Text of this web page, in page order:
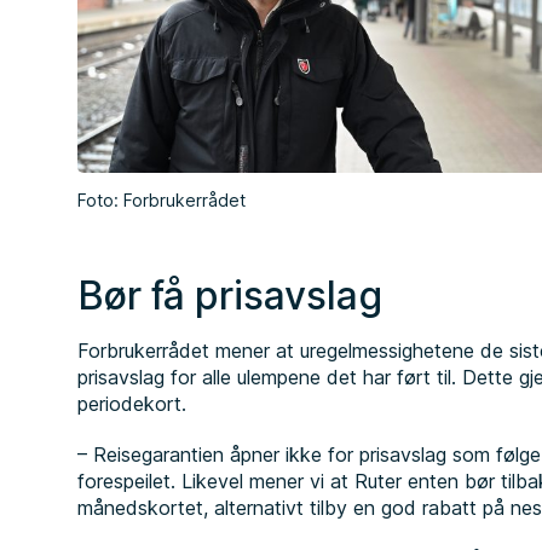
Foto: Forbrukerrådet
Bør få prisavslag
Forbrukerrådet mener at uregelmessighetene de
prisavslag for alle ulempene det har ført til. Dette
periodekort.
– Reisegarantien åpner ikke for prisavslag som
forespeilet. Likevel mener vi at Ruter enten bør
månedskortet, alternativt tilby en god rabatt på